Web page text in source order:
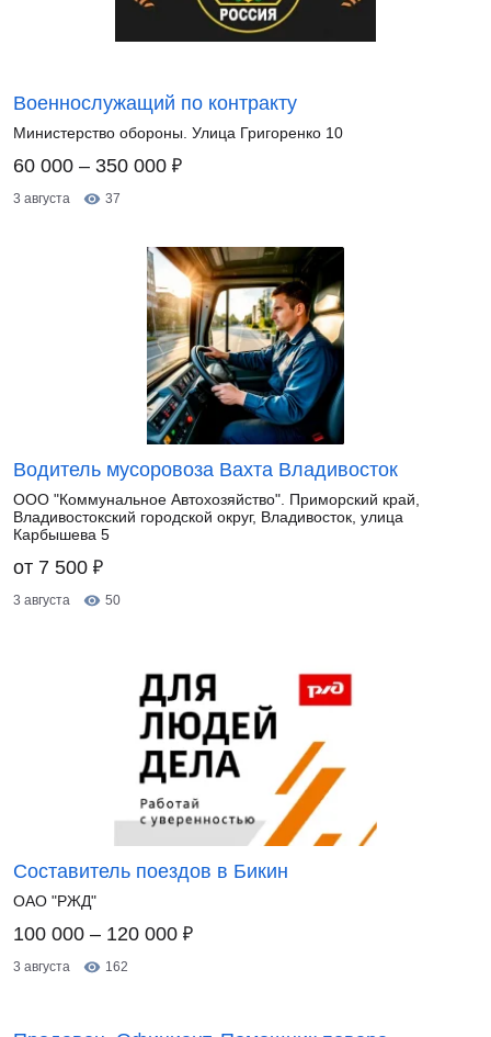
Военнослужащий по контракту
Министерство обороны. Улица Григоренко 10
60 000 – 350 000 ₽
3 августа 37
Водитель мусоровоза Вахта Владивосток
ООО "Коммунальное Автохозяйство". Приморский край,
Владивостокский городской округ, Владивосток, улица
Карбышева 5
от 7 500 ₽
3 августа 50
Составитель поездов в Бикин
ОАО "РЖД"
100 000 – 120 000 ₽
3 августа 162